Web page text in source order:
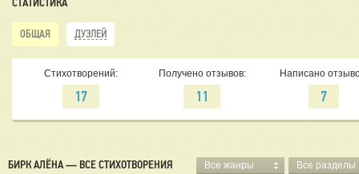
ОБЩАЯ ДУЭЛЕЙ
Стихотворений:
17
Получено отзывов:
11
Написано
7
БИРК АЛЁНА — ВСЕ СТИХОТВОРЕНИЯ Все жанры Все разделы